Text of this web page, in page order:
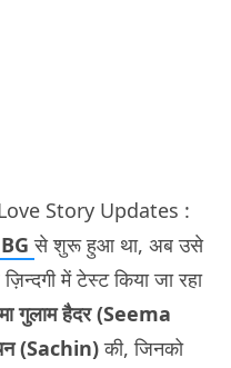
Story Updates :
से शुरू हुआ था, अब उसे
में टेस्ट किया जा रहा
गुलाम हैदर (Seema
(Sachin)की, जिनको